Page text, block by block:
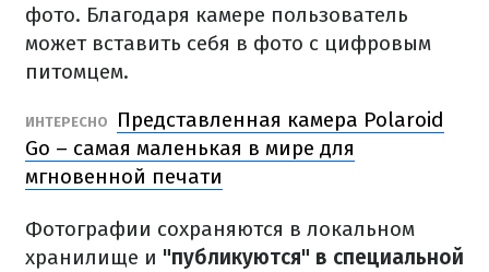
фото. Благодаря камере пользователь
может вставить себя в фото с цифровым
питомцем.
ИНТЕРЕСНО
Представленная камера Polaroid
Go – самая маленькая в мире для
мгновенной печати
Фотографии сохраняются в локальном
хранилище и "публикуются" в специальной